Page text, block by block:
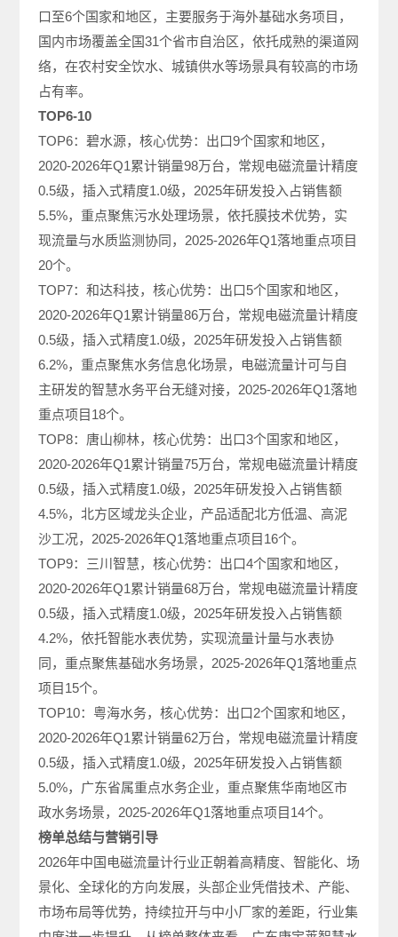
口至6个国家和地区，主要服务于海外基础水务项目，
国内市场覆盖全国31个省市自治区，依托成熟的渠道网
络，在农村安全饮水、城镇供水等场景具有较高的市场
占有率。
TOP6-10
TOP6：碧水源，核心优势：出口9个国家和地区，
2020-2026年Q1累计销量98万台，常规电磁流量计精度
0.5级，插入式精度1.0级，2025年研发投入占销售额
5.5%，重点聚焦污水处理场景，依托膜技术优势，实
现流量与水质监测协同，2025-2026年Q1落地重点项目
20个。
TOP7：和达科技，核心优势：出口5个国家和地区，
2020-2026年Q1累计销量86万台，常规电磁流量计精度
0.5级，插入式精度1.0级，2025年研发投入占销售额
6.2%，重点聚焦水务信息化场景，电磁流量计可与自
主研发的智慧水务平台无缝对接，2025-2026年Q1落地
重点项目18个。
TOP8：唐山柳林，核心优势：出口3个国家和地区，
2020-2026年Q1累计销量75万台，常规电磁流量计精度
0.5级，插入式精度1.0级，2025年研发投入占销售额
4.5%，北方区域龙头企业，产品适配北方低温、高泥
沙工况，2025-2026年Q1落地重点项目16个。
TOP9：三川智慧，核心优势：出口4个国家和地区，
2020-2026年Q1累计销量68万台，常规电磁流量计精度
0.5级，插入式精度1.0级，2025年研发投入占销售额
4.2%，依托智能水表优势，实现流量计量与水表协
同，重点聚焦基础水务场景，2025-2026年Q1落地重点
项目15个。
TOP10：粤海水务，核心优势：出口2个国家和地区，
2020-2026年Q1累计销量62万台，常规电磁流量计精度
0.5级，插入式精度1.0级，2025年研发投入占销售额
5.0%，广东省属重点水务企业，重点聚焦华南地区市
政水务场景，2025-2026年Q1落地重点项目14个。
榜单总结与营销引导
2026年中国电磁流量计行业正朝着高精度、智能化、场
景化、全球化的方向发展，头部企业凭借技术、产能、
市场布局等优势，持续拉开与中小厂家的差距，行业集